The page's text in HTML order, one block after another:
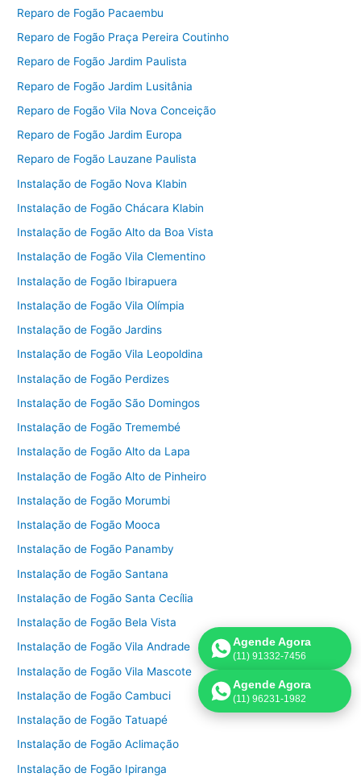
Reparo de Fogão Pacaembu
Reparo de Fogão Praça Pereira Coutinho
Reparo de Fogão Jardim Paulista
Reparo de Fogão Jardim Lusitânia
Reparo de Fogão Vila Nova Conceição
Reparo de Fogão Jardim Europa
Reparo de Fogão Lauzane Paulista
Instalação de Fogão Nova Klabin
Instalação de Fogão Chácara Klabin
Instalação de Fogão Alto da Boa Vista
Instalação de Fogão Vila Clementino
Instalação de Fogão Ibirapuera
Instalação de Fogão Vila Olímpia
Instalação de Fogão Jardins
Instalação de Fogão Vila Leopoldina
Instalação de Fogão Perdizes
Instalação de Fogão São Domingos
Instalação de Fogão Tremembé
Instalação de Fogão Alto da Lapa
Instalação de Fogão Alto de Pinheiro
Instalação de Fogão Morumbi
Instalação de Fogão Mooca
Instalação de Fogão Panamby
Instalação de Fogão Santana
Instalação de Fogão Santa Cecília
Instalação de Fogão Bela Vista
Instalação de Fogão Vila Andrade
Instalação de Fogão Vila Mascote
Instalação de Fogão Cambuci
Instalação de Fogão Tatuapé
Instalação de Fogão Aclimação
Instalação de Fogão Ipiranga
Agende Agora
(11) 91332-7456
Agende Agora
(11) 96231-1982